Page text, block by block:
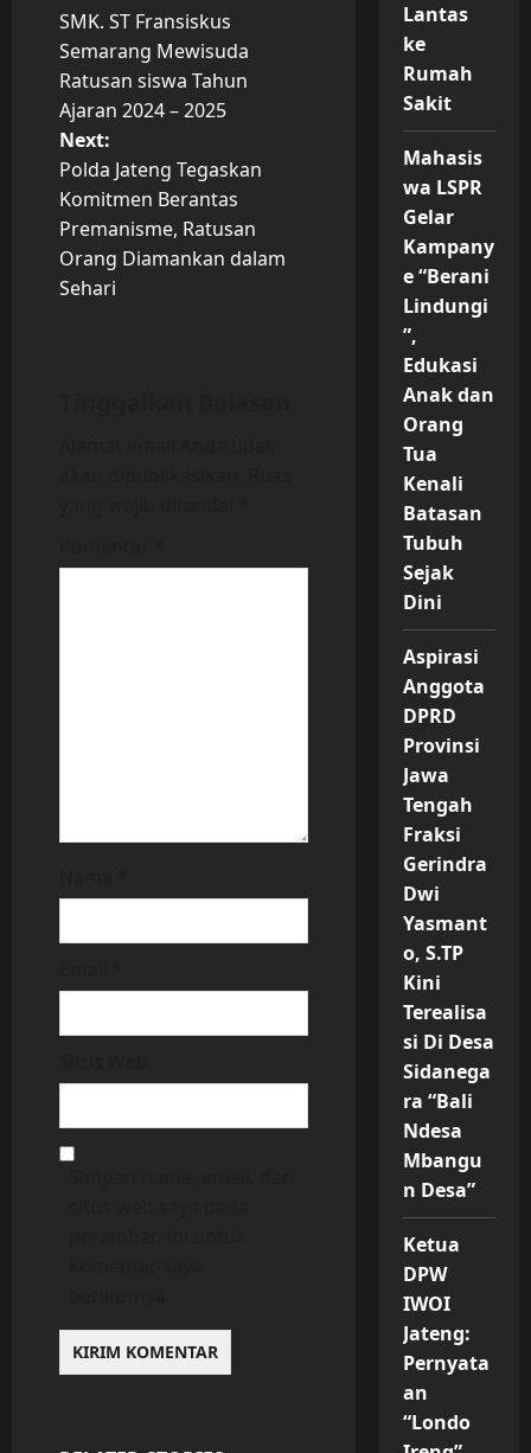
o
s
t
n
a
v
SMK. ST Fransiskus
Semarang Mewisuda
Ratusan siswa Tahun
Ajaran 2024 – 2025
Next:
Polda Jateng Tegaskan
Komitmen Berantas
Premanisme, Ratusan
Orang Diamankan dalam
Sehari
Lantas
ke
Rumah
Sakit
Mahasis
wa LSPR
Gelar
Kampany
e “Berani
Lindungi
”,
Edukasi
Anak dan
Orang
Tua
Kenali
Batasan
Tubuh
Sejak
Dini
Aspirasi
Anggota
DPRD
Provinsi
Jawa
Tengah
Fraksi
Gerindra
Dwi
Yasmant
o, S.TP
Kini
Terealisa
si Di Desa
Sidanega
ra “Bali
Ndesa
Mbangu
n Desa”
Ketua
DPW
IWOI
Jateng:
Pernyata
an
“Londo